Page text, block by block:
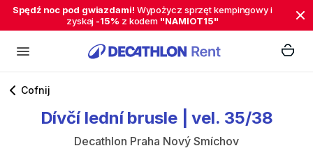
Spędź noc pod gwiazdami! Wypożycz sprzęt kempingowy i
zyskaj -15% z kodem "NAMIOT15"
Cofnij
Dívčí lední brusle vel. 35​​​​​​​​​​​​​​​/​​​​​​​​​​​​​​​38
Decathlon Praha Nový Smíchov